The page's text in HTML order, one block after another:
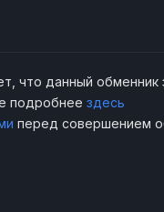
что данный обменник
подробнее здесь
перед совершением